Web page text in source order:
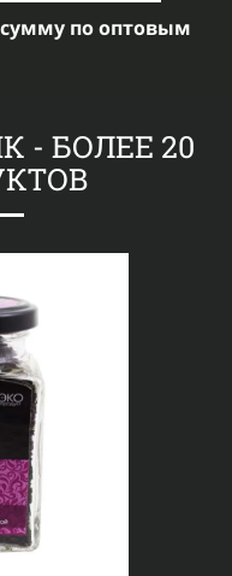
по оптовым
- БОЛЕЕ 20